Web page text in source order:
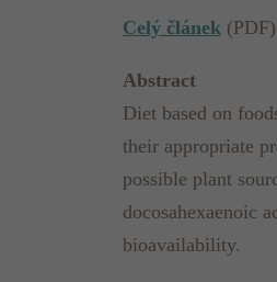
Celý článek (PDF)
Abstract
Diet based on
their appropriate
possible plant
docosahexaenoic
bioavailability.